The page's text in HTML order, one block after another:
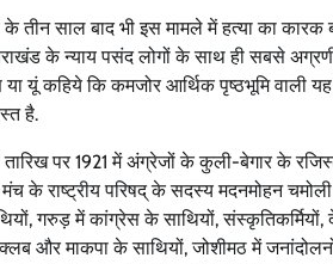
के तीन साल बाद भी इस मामले में हत्या का
के न्याय पसंद लोगों के साथ ही सबसे
या यूं कहिये कि कमजोर आर्थिक पृष्ठभूमि वाली
है.
पर 1921 में अंग्रेजों के कुली-बेगार के
के राष्ट्रीय परिषद् के सदस्य मदनमोहन
गरुड़ में कांग्रेस के साथियों, संस्कृतिकर्मियों,
क्लब और माकपा के साथियों, जोशीमठ में